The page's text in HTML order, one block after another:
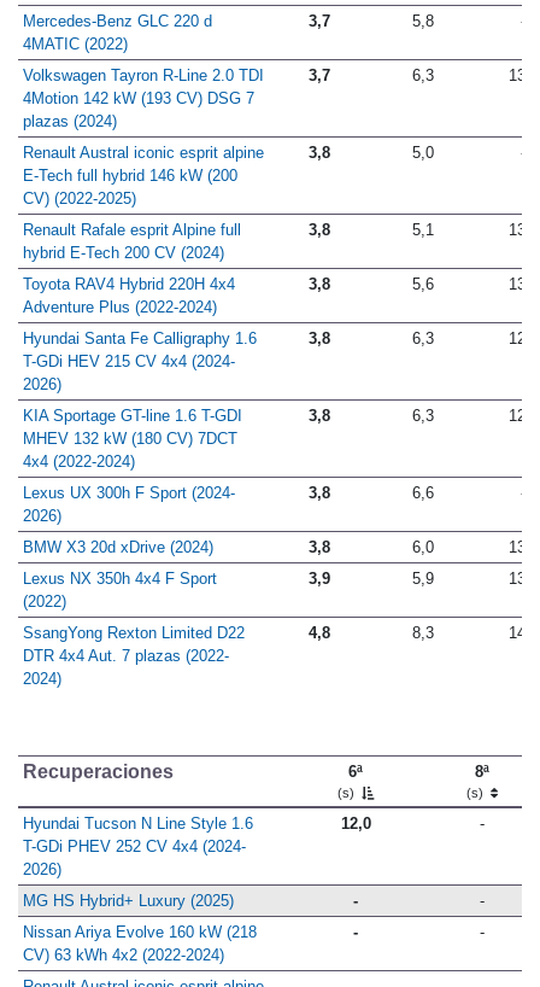
Mercedes-Benz GLC 220 d
4MATIC (2022)
3,7 5,8 -
Volkswagen Tayron R-Line 2.0 TDI
4Motion 142 kW (193 CV) DSG 7
plazas (2024)
3,7 6,3 13,8
Renault Austral iconic esprit alpine
E-Tech full hybrid 146 kW (200
CV) (2022-2025)
3,8 5,0 -
Renault Rafale esprit Alpine full
hybrid E-Tech 200 CV (2024)
3,8 5,1 13,1
Toyota RAV4 Hybrid 220H 4x4
Adventure Plus (2022-2024)
3,8 5,6 13,7
Hyundai Santa Fe Calligraphy 1.6
T-GDi HEV 215 CV 4x4 (2024-
2026)
3,8 6,3 12,5
KIA Sportage GT-line 1.6 T-GDI
MHEV 132 kW (180 CV) 7DCT
4x4 (2022-2024)
3,8 6,3 12,8
Lexus UX 300h F Sport (2024-
2026)
3,8 6,6 -
BMW X3 20d xDrive (2024) 3,8 6,0
13,2
Lexus NX 350h 4x4 F Sport
(2022)
3,9 5,9 13,6
SsangYong Rexton Limited D22
DTR 4x4 Aut. 7 plazas (2022-
2024)
4,8 8,3 14,8
Recuperaciones 6ª
(s)
8ª
(s)
Hyundai Tucson N Line Style 1.6
T-GDi PHEV 252 CV 4x4 (2024-
2026)
12,0 -
MG HS Hybrid+ Luxury (2025) -
-
Nissan Ariya Evolve 160 kW (218
CV) 63 kWh 4x2 (2022-2024)
- -